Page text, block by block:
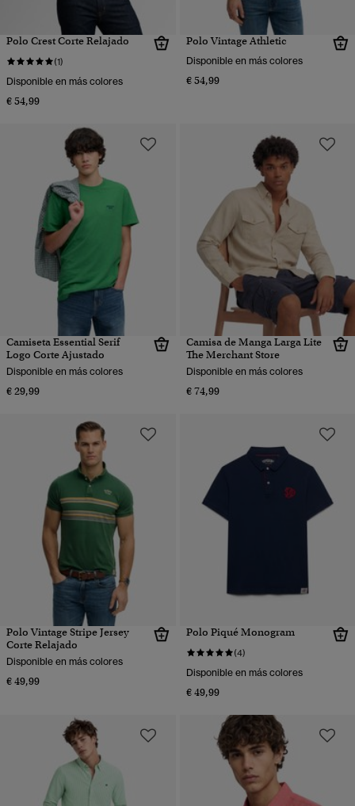
Polo Crest Corte Relajado
(1)
Disponible en más colores
€ 54,99
Polo Vintage Athletic
Disponible en más colores
€ 54,99
Camiseta Essential Serif
Logo Corte Ajustado
Disponible en más colores
€ 29,99
Camisa de Manga Larga Lite
The Merchant Store
Disponible en más colores
€ 74,99
Polo Vintage Stripe Jersey
Corte Relajado
Disponible en más colores
€ 49,99
Polo Piqué Monogram
(4)
Disponible en más colores
€ 49,99